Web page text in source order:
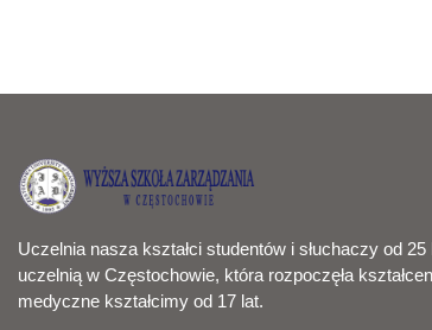
Uczelnia nasza kształci studentów i słuchaczy od
uczelnią w Częstochowie, która rozpoczęła
medyczne kształcimy od 17 lat.